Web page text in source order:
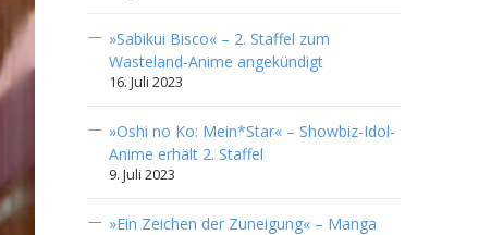
»Sabikui Bisco« – 2. Staffel zum
Wasteland-Anime angekündigt
16. Juli 2023
»Oshi no Ko: Mein*Star« – Showbiz-Idol-
Anime erhält 2. Staffel
9. Juli 2023
»Ein Zeichen der Zuneigung« – Manga